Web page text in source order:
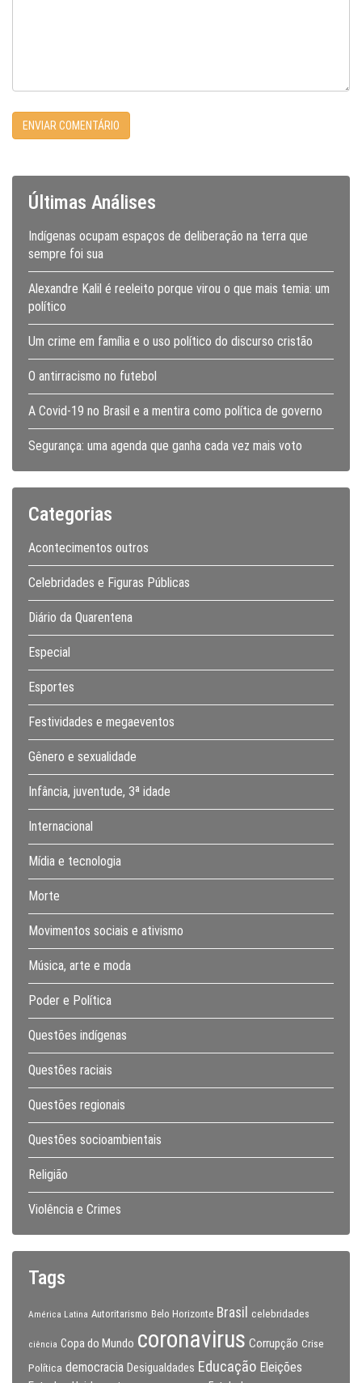
Últimas Análises
Indígenas ocupam espaços de deliberação na terra que
sempre foi sua
Alexandre Kalil é reeleito porque virou o que mais temia: um
político
Um crime em família e o uso político do discurso cristão
O antirracismo no futebol
A Covid-19 no Brasil e a mentira como política de governo
Segurança: uma agenda que ganha cada vez mais voto
Categorias
Acontecimentos outros
Celebridades e Figuras Públicas
Diário da Quarentena
Especial
Esportes
Festividades e megaeventos
Gênero e sexualidade
Infância, juventude, 3ª idade
Internacional
Mídia e tecnologia
Morte
Movimentos sociais e ativismo
Música, arte e moda
Poder e Política
Questões indígenas
Questões raciais
Questões regionais
Questões socioambientais
Religião
Violência e Crimes
Tags
América Latina Autoritarismo Belo Horizonte Brasil celebridades
ciência Copa do Mundo coronavirus Corrupção Crise
Política democracia Desigualdades Educação Eleições